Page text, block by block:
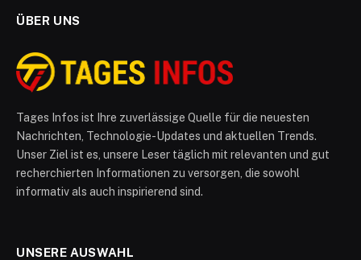
ÜBER UNS
Tages Infos ist Ihre zuverlässige Quelle für die neuesten
Nachrichten, Technologie-Updates und aktuellen Trends.
Unser Ziel ist es, unsere Leser täglich mit relevanten und gut
recherchierten Informationen zu versorgen, die sowohl
informativ als auch inspirierend sind.
UNSERE AUSWAHL